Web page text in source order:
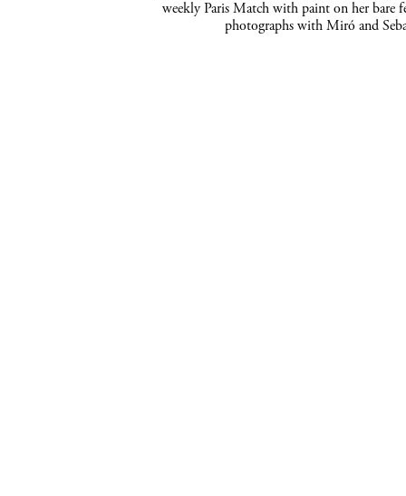
weekly Paris Match with paint on her bare
photographs with Miró and